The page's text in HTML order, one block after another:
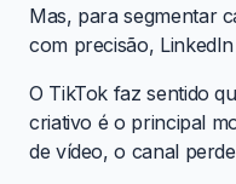
Mas, para segmentar
com precisão,
O TikTok faz sentido
criativo é o principal
de vídeo, o canal